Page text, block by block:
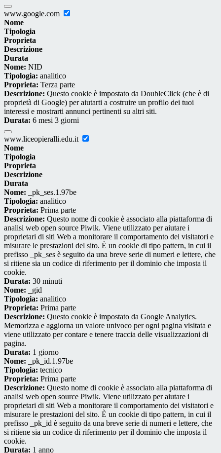
www.google.com
Nome
Tipologia
Proprieta
Descrizione
Durata
Nome: NID
Tipologia: analitico
Proprieta: Terza parte
Descrizione: Questo cookie è impostato da DoubleClick (che è di
proprietà di Google) per aiutarti a costruire un profilo dei tuoi
interessi e mostrarti annunci pertinenti su altri siti.
Durata: 6 mesi 3 giorni
www.liceopieralli.edu.it
Nome
Tipologia
Proprieta
Descrizione
Durata
Nome: _pk_ses.1.97be
Tipologia: analitico
Proprieta: Prima parte
Descrizione: Questo nome di cookie è associato alla piattaforma di
analisi web open source Piwik. Viene utilizzato per aiutare i
proprietari di siti Web a monitorare il comportamento dei visitatori e
misurare le prestazioni del sito. È un cookie di tipo pattern, in cui il
prefisso _pk_ses è seguito da una breve serie di numeri e lettere, che
si ritiene sia un codice di riferimento per il dominio che imposta il
cookie.
Durata: 30 minuti
Nome: _gid
Tipologia: analitico
Proprieta: Prima parte
Descrizione: Questo cookie è impostato da Google Analytics.
Memorizza e aggiorna un valore univoco per ogni pagina visitata e
viene utilizzato per contare e tenere traccia delle visualizzazioni di
pagina.
Durata: 1 giorno
Nome: _pk_id.1.97be
Tipologia: tecnico
Proprieta: Prima parte
Descrizione: Questo nome di cookie è associato alla piattaforma di
analisi web open source Piwik. Viene utilizzato per aiutare i
proprietari di siti Web a monitorare il comportamento dei visitatori e
misurare le prestazioni del sito. È un cookie di tipo pattern, in cui il
prefisso _pk_id è seguito da una breve serie di numeri e lettere, che
si ritiene sia un codice di riferimento per il dominio che imposta il
cookie.
Durata: 1 anno